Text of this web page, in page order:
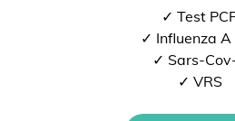
✓ Test
✓ Influenza A
✓ Sars-
✓ VRS